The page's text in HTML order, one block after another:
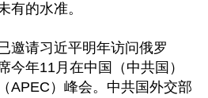
有的水准。
邀请习近平明年访问俄罗
今年11月在中国（中共国）
APEC）峰会。中共国外交部